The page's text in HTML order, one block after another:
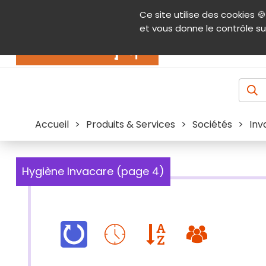
Ce site utilise des cookies 🍪
et vous donne le contrôle
Contenu Aide et accessibilité Menu
Accueil > Produits & Services > Sociétés >
Hygiène Invacare (page 4)